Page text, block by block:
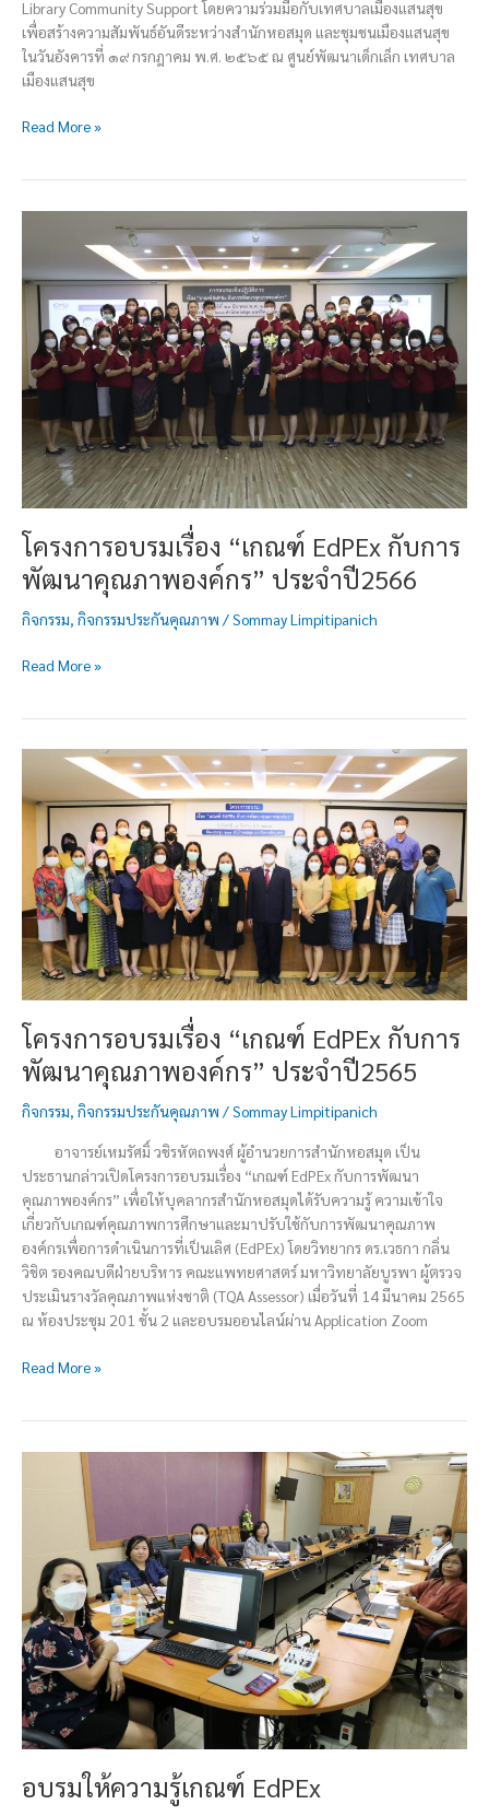
Library Community Support โดยความร่วมมือกับเทศบาลเมืองแสนสุข
เพื่อสร้างความสัมพันธ์อันดีระหว่างสำนักหอสมุด และชุมชนเมืองแสนสุข
ในวันอังคารที่ ๑๙ กรกฎาคม พ.ศ. ๒๕๖๕ ณ ศูนย์พัฒนาเด็กเล็ก เทศบาล
เมืองแสนสุข
Read More »
โครงการอบรมเรื่อง “เกณฑ์ EdPEx กับการ
พัฒนาคุณภาพองค์กร” ประจำปี2566
กิจกรรม, กิจกรรมประกันคุณภาพ /Sommay Limpitipanich
เรื่อง
“เกณฑ์
EdPEx
กับ
การ
พัฒนา
คุณภาพ
องค์กร”
ประจำ
ปี2566
Read More »
โครงการอบรมเรื่อง “เกณฑ์ EdPEx กับการ
พัฒนาคุณภาพองค์กร” ประจำปี2565
กิจกรรม, กิจกรรมประกันคุณภาพ /Sommay Limpitipanich
อาจารย์เหมรัศมิ์ วชิรหัตถพงศ์ ผู้อำนวยการสำนักหอสมุด เป็น
ประธานกล่าวเปิดโครงการอบรมเรื่อง “เกณฑ์ EdPEx กับการพัฒนา
คุณภาพองค์กร” เพื่อให้บุคลากรสำนักหอสมุดได้รับความรู้ ความเข้าใจ
เกี่ยวกับเกณฑ์คุณภาพการศึกษาและมาปรับใช้กับการพัฒนาคุณภาพ
องค์กรเพื่อการดำเนินการที่เป็นเลิศ (EdPEx) โดยวิทยากร ดร.เวธกา กลิ่น
วิชิต รองคณบดีฝ่ายบริหาร คณะแพทยศาสตร์ มหาวิทยาลัยบูรพา ผู้ตรวจ
ประเมินรางวัลคุณภาพแห่งชาติ (TQA Assessor) เมื่อวันที่ 14 มีนาคม 2565
ณ ห้องประชุม 201 ชั้น 2 และอบรมออนไลน์ผ่าน Application Zoom
โครงการ
เรื่อง
“เกณฑ์
EdPEx
กับ
การ
พัฒนา
คุณภาพ
องค์กร”
ประจำ
ปี2565
Read More »
อบรมให้ความรู้เกณฑ์ EdPEx
เกณฑ์
EdPEx